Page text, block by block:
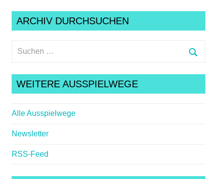
ARCHIV DURCHSUCHEN
Suchen
WEITERE AUSSPIELWEGE
Alle Ausspielwege
Newsletter
RSS-Feed